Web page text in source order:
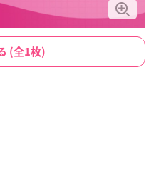
(全1枚)